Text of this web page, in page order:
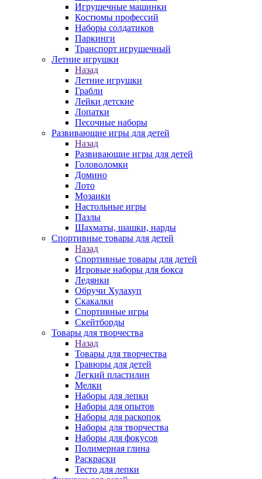
Игрушечные машинки
Костюмы профессий
Наборы солдатиков
Паркинги
Транспорт игрушечный
Летние игрушки
Назад
Летние игрушки
Грабли
Лейки детские
Лопатки
Песочные наборы
Развивающие игры для детей
Назад
Развивающие игры для детей
Головоломки
Домино
Лото
Мозаики
Настольные игры
Пазлы
Шахматы, шашки, нарды
Спортивные товары для детей
Назад
Спортивные товары для детей
Игровые наборы для бокса
Ледянки
Обручи Хулахуп
Скакалки
Спортивные игры
Скейтборды
Товары для творчества
Назад
Товары для творчества
Гравюры для детей
Легкий пластилин
Мелки
Наборы для лепки
Наборы для опытов
Наборы для раскопок
Наборы для творчества
Наборы для фокусов
Полимерная глина
Раскраски
Тесто для лепки